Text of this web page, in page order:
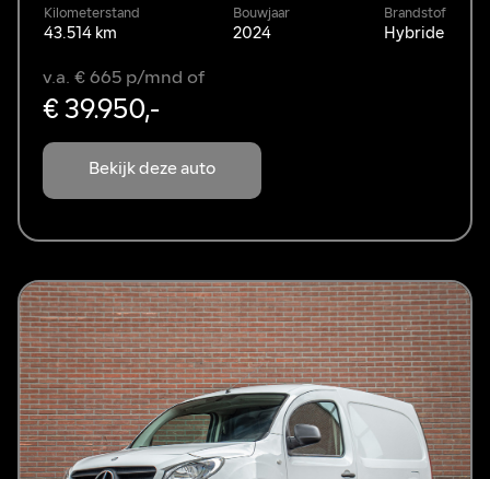
Kilometerstand
43.514 km
Bouwjaar
2024
Brandstof
Hybride
Bekijk deze auto
v.a. € 665 p/mnd of
€ 39.950,-